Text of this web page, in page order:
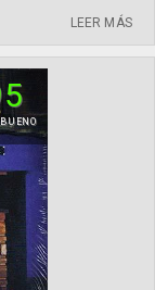
LEER MÁS